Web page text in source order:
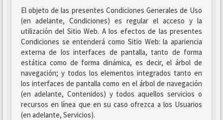
El objeto de las presentes Condiciones Generales de Uso
(en adelante, Condiciones) es regular el acceso y la
utilización del Sitio Web. A los efectos de las presentes
Condiciones se entenderá como Sitio Web: la apariencia
externa de los interfaces de pantalla, tanto de forma
estática como de forma dinámica, es decir, el árbol de
navegación; y todos los elementos integrados tanto en
los interfaces de pantalla como en el árbol de navegación
(en adelante, Contenidos) y todos aquellos servicios o
recursos en línea que en su caso ofrezca a los Usuarios
(en adelante, Servicios).